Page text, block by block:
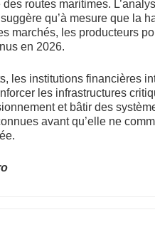
routes maritimes.
suggère qu’à mesure que la
marchés, les producteurs
en 2026.
les institutions financières
les infrastructures
et bâtir des
avant qu’elle ne